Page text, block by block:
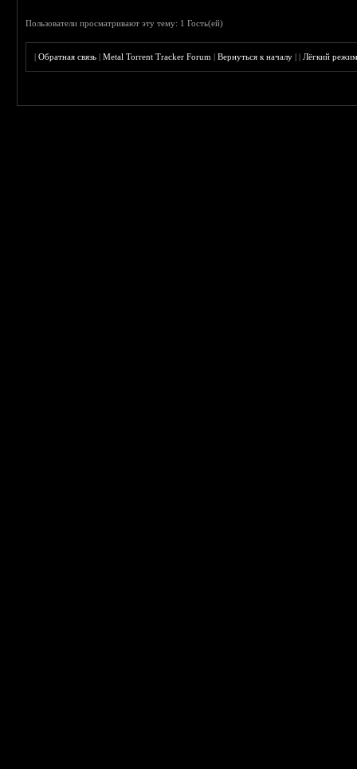
Пользователи просматривают эту тему: 1 Гость(ей)
|Обратная связь |Metal Torrent Tracker Forum |Вернуться к началу ||Лёгкий